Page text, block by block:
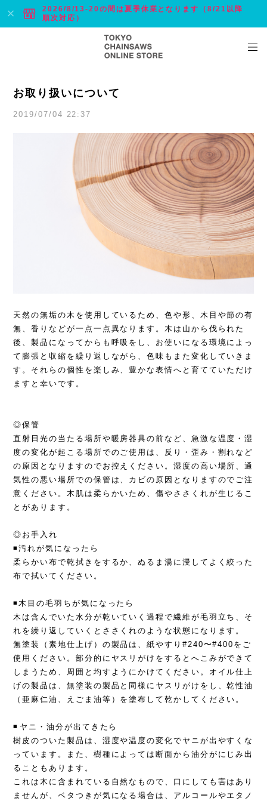
2026/8/13-20の間は夏季休業となります（8/21以降
順次対応）
お取り扱いについて
2019/07/04 22:37
天然の無垢の木を使用しているため、色や形、木目や節の有
無、香りなどが一点一点異なります。木は山から伐られた
後、製品になってからも呼吸をし、お使いになる環境によっ
て膨張と収縮を繰り返しながら、色味もまた変化していきま
す。それらの個性を楽しみ、豊かな表情へと育てていただけ
ますと幸いです。
◎保管
直射日光の当たる場所や暖房器具の前など、急激な温度・湿
度の変化が起こる場所でのご使用は、反り・歪み・割れなど
の原因となりますのでお控えください。湿度の高い場所、通
気性の悪い場所での保管は、カビの原因となりますのでご注
意ください。木肌は柔らかいため、傷やささくれが生じるこ
とがあります。
◎お手入れ
◾️汚れが気になったら
柔らかい布で乾拭きをするか、ぬるま湯に浸してよく絞った
布で拭いてください。
◾️木目の毛羽ちが気になったら
木は含んでいた水分が乾いていく過程で繊維が毛羽立ち、そ
れを繰り返していくとささくれのような状態になります。
無塗装（素地仕上げ）の製品は、紙やすり#240〜#400をご
使用ください。部分的にヤスリがけをするとへこみができて
しまうため、周囲と均すようにかけてください。オイル仕上
げの製品は、無塗装の製品と同様にヤスリがけをし、乾性油
（亜麻仁油、えごま油等）を塗布して乾かしてください。
◾️️️️️️️ヤニ・油分が出てきたら
樹皮のついた製品は、湿度や温度の変化でヤニが出やすくな
っています。また、樹種によっては断面から油分がにじみ出
ることもあります。
これは木に含まれている自然なもので、口にしても害はあり
ませんが、ベタつきが気になる場合は、アルコールやエタノ